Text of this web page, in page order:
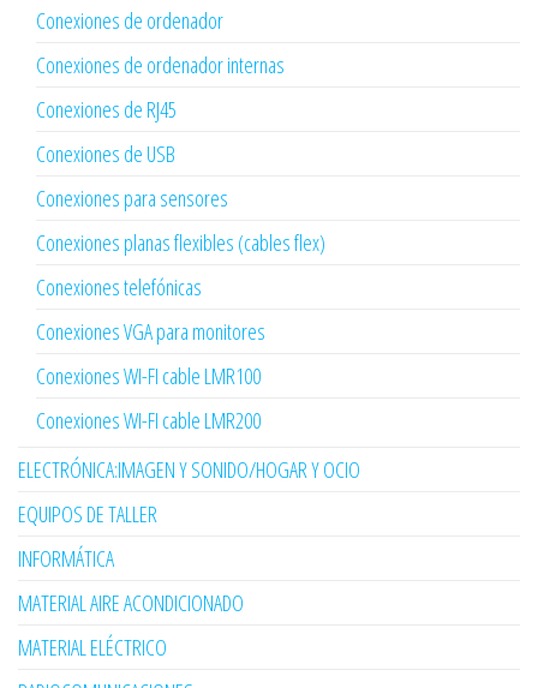
Conexiones de ordenador
Conexiones de ordenador internas
Conexiones de RJ45
Conexiones de USB
Conexiones para sensores
Conexiones planas flexibles (cables flex)
Conexiones telefónicas
Conexiones VGA para monitores
Conexiones WI-FI cable LMR100
Conexiones WI-FI cable LMR200
ELECTRÓNICA:IMAGEN Y SONIDO/HOGAR Y OCIO
EQUIPOS DE TALLER
INFORMÁTICA
MATERIAL AIRE ACONDICIONADO
MATERIAL ELÉCTRICO